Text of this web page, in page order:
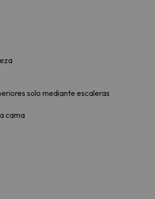
solo mediante escaleras
cama